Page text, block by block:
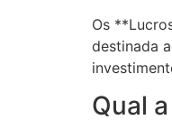
Os
destinada
Qual